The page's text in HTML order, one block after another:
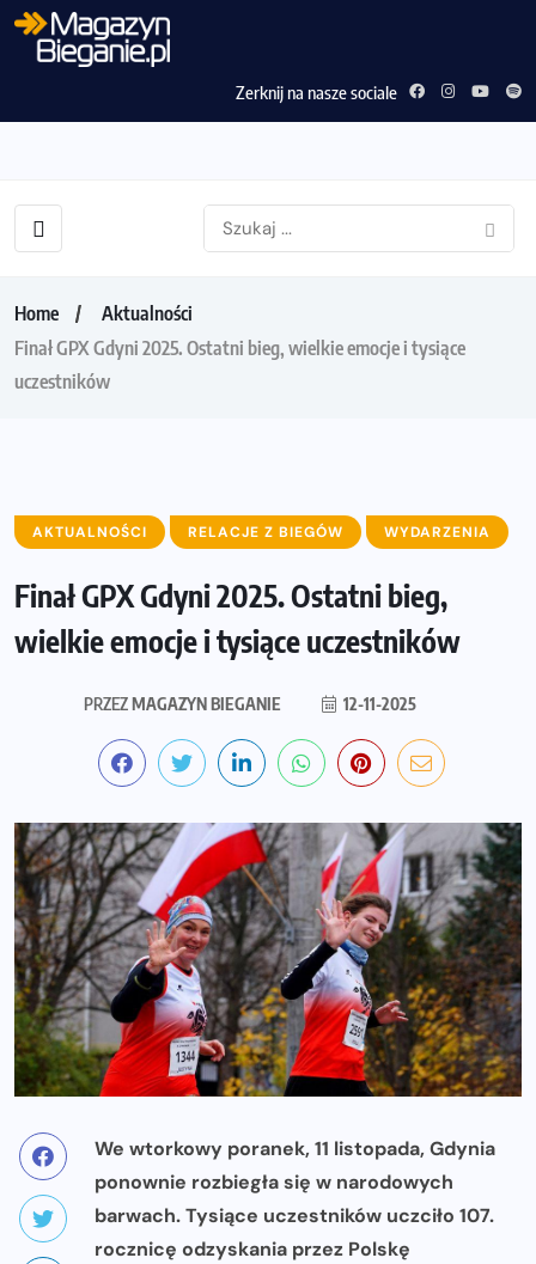
Zerknij na nasze sociale
Home
Aktualności
Finał GPX Gdyni 2025. Ostatni bieg, wielkie emocje i tysiące
uczestników
AKTUALNOŚCI RELACJE Z BIEGÓW WYDARZENIA
Finał GPX Gdyni 2025. Ostatni bieg,
wielkie emocje i tysiące uczestników
PRZEZMAGAZYN BIEGANIE 12-11-2025
We wtorkowy poranek, 11 listopada, Gdynia
ponownie rozbiegła się w narodowych
barwach. Tysiące uczestników uczciło 107.
rocznicę odzyskania przez Polskę